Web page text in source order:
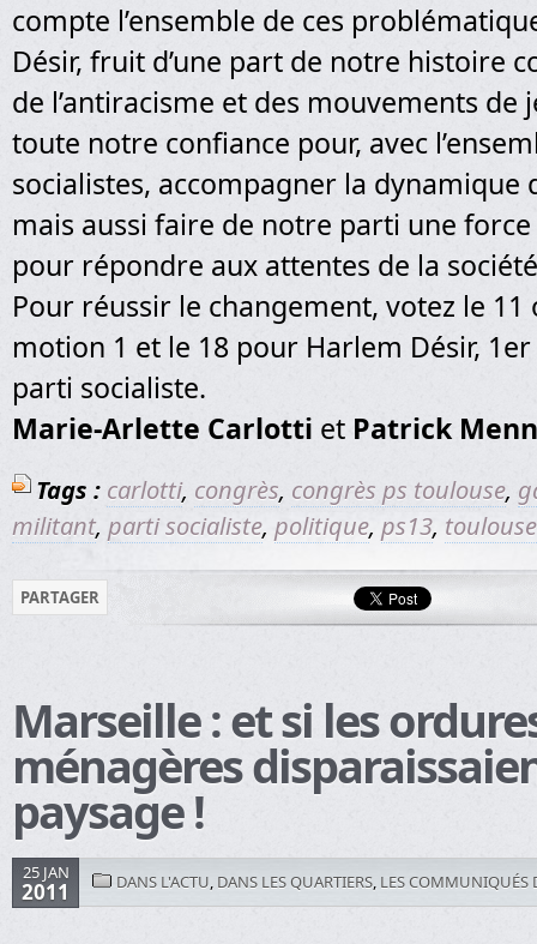
compte l’ensemble de ces
Désir, fruit d’une part de notre histoire
de l’antiracisme et des mouvements de
toute notre confiance pour, avec
socialistes, accompagner la dynamique
mais aussi faire de notre parti une
pour répondre aux attentes de la
Pour réussir le changement, votez le
motion 1 et le 18 pour Harlem Désir,
parti socialiste.
Marie-Arlette Carlotti et Patrick
Tags : carlotti, congrès, congrès ps toulouse,
militant, parti socialiste, politique, ps13, toulouse
PARTAGER
Marseille : et si les
ménagères
paysage !
25 JAN
2011 DANS L'ACTU, DANS LES QUARTIERS, LES COMMUNIQUÉS